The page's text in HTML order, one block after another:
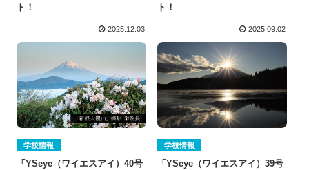
ト！
2025.12.03
ト！
2025.09.02
学校情報
「YSeye（ワイエスアイ）40号
学校情報
「YSeye（ワイエスアイ）39号